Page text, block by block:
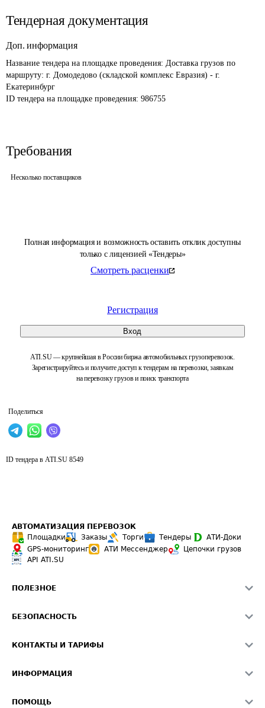
Полная информация и возможность оставить отклик доступны
только с лицензией «Тендеры»
Смотреть расценки
Регистрация
Вход
ATI.SU — крупнейшая в России биржа автомобильных грузоперевозок.
Зарегистрируйтесь и получите доступ к тендерам на перевозки, заявкам
на перевозку грузов и поиск транспорта
Поделиться
Тендерная документация
Доп. информация
Название тендера на площадке проведения: Доставка грузов по
маршруту: г. Домодедово (складской комплекс Евразия) - г.
Екатеринбург
ID тендера на площадке проведения: 986755
Требования
Несколько поставщиков
ID тендера в ATI.SU 8549
АВТОМАТИЗАЦИЯ ПЕРЕВОЗОК
Площадки
Заказы Торги Тендеры
АТИ-Доки
GPS-мониторинг
АТИ Мессенджер
Цепочки грузов
API ATI.SU
ПОЛЕЗНОЕ
Звезды ATI.SU на вашем сайте
Средние ставки
БЕЗОПАСНОСТЬ
Светофор+
О формировании Паспорта
КОНТАКТЫ И ТАРИФЫ
Реклама на сайте
ИНФОРМАЦИЯ
ПОМОЩЬ